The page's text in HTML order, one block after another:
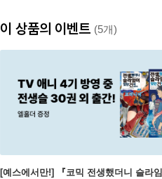
이 상품의 이벤트 (5개)
[예스에서만!] 『코믹 전생했더니 슬라